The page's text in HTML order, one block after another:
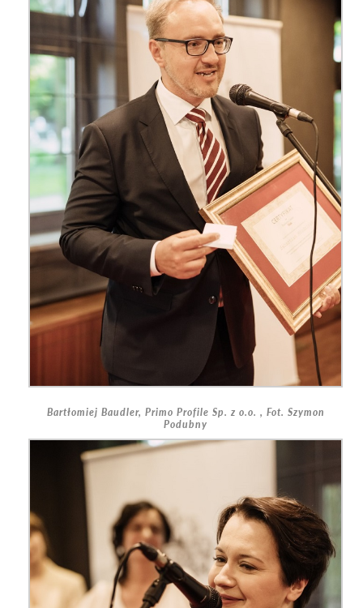
Bartłomiej Baudler, Primo Profile Sp. z o.o. , Fot. Szymon
Podubny